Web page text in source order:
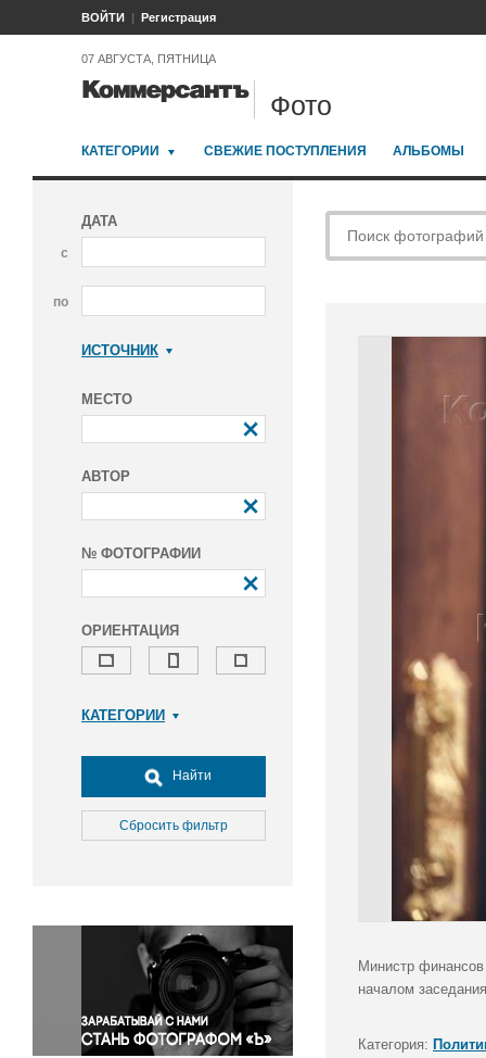
ВОЙТИ Регистрация
07 АВГУСТА, ПЯТНИЦА
Фото
КАТЕГОРИИ СВЕЖИЕ ПОСТУПЛЕНИЯ АЛЬБОМЫ
ДАТА
с
по
ИСТОЧНИК
МЕСТО
АВТОР
№ ФОТОГРАФИИ
ОРИЕНТАЦИЯ
КАТЕГОРИИ
Досуг, туризм и отдых
Культура
Медицина
Окружающая среда
Политика
Правосудие
Происшествия и конфликты
Религия
Найти
Сбросить фильтр
Министр
началом
Категория: